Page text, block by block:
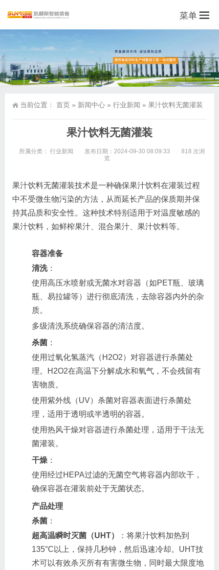
菜单
当前位置： 首页 » 新闻中心 » 行业新闻 » 果汁饮料无菌灌装
果汁饮料无菌灌装
所属分类： 行业新闻 发布日期：2024-09-30 08:09:33
818 次浏
览
果汁饮料无菌灌装技术是一种确保果汁饮料在灌装过程
中不受微生物污染的方法，从而延长产品的保质期并保
持其品质和安全性。这种技术特别适用于对温度敏感的
果汁饮料，如鲜榨果汁、混合果汁、果汁饮料等。
容器准备
清洗：
使用高压水喷射或无菌水对容器（如PET瓶、玻璃
瓶、易拉罐等）进行彻底清洗，去除容器内外的杂
质。
多级清洗系统确保容器的清洁度。
杀菌 ：
使用过氧化氢蒸汽（H2O2）对容器进行杀菌处
理。H2O2在高温下分解成水和氧气，不会残留有
害物质。
使用紫外线（UV）杀菌对容器表面进行杀菌处
理，适用于透明或半透明的容器。
使用热风干燥对容器进行杀菌处理，适用于干法无
菌灌装。
干燥 ：
使用经过HEPA过滤的无菌空气将容器内部吹干，
确保容器在灌装前处于无菌状态。
产品处理
杀菌 ：
超高温瞬时灭菌（UHT）
：将果汁饮料加热到
135°C以上，保持几秒钟，然后迅速冷却。UHT技
术可以有效杀灭所有有害微生物，同时最大限度地